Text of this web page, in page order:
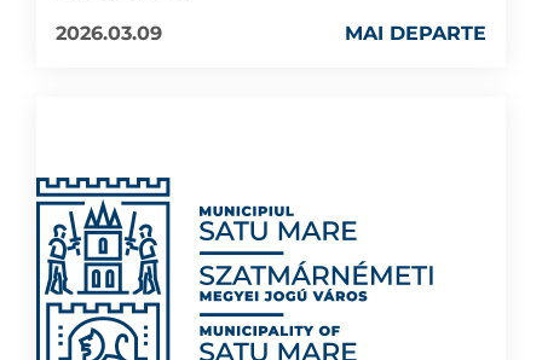
2026.03.09
MAI DEPARTE